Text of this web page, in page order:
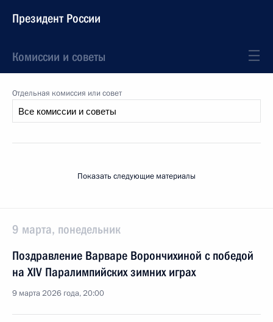
Президент России
Комиссии и советы
Отдельная комиссия или совет
Показать следующие материалы
9 марта, понедельник
Поздравление Варваре Ворончихиной с победой
на XIV Паралимпийских зимних играх
9 марта 2026 года, 20:00